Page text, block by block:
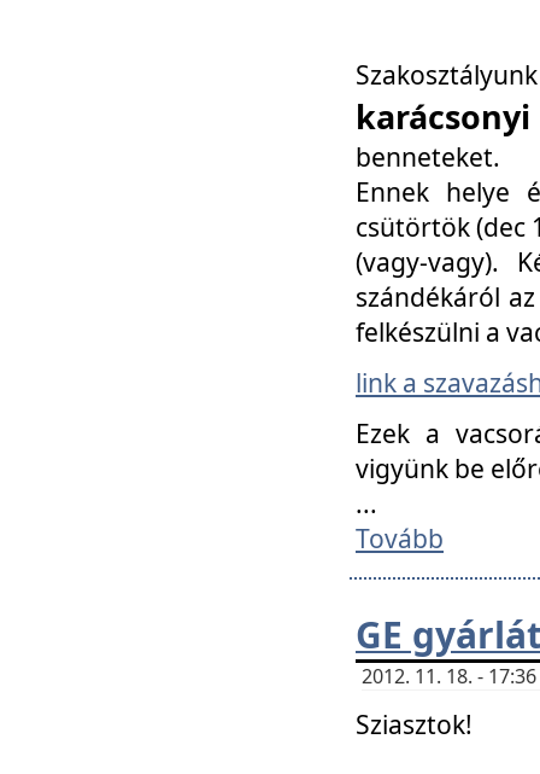
benneteket.
Ennek helye
csütörtök (dec
(vagy-vagy).
szándékáról
felkészülni a
link a
Ezek a
vigyünk be
...
Tovább
GE
2012. 11. 18. -
Sziasztok!